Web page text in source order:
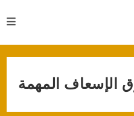
الإسعاف المهمة